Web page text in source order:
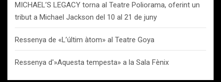
MICHAEL’S LEGACY torna al Teatre Poliorama, oferint un
tribut a Michael Jackson del 10 al 21 de juny
Ressenya de «L’últim àtom» al Teatre Goya
Ressenya d'»Aquesta tempesta» a la Sala Fènix